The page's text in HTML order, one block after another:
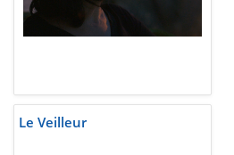
Le Veilleur